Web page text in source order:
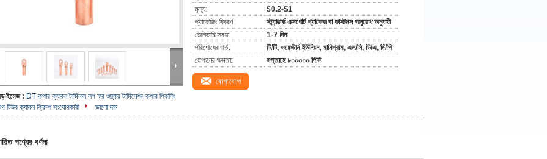
ইমেজ : DT কপার ক্যাবল টার্মিনাল লগ ফর ওয়্যার টার্মিনেশন কপার পিকলিং
টিউব ক্যাবল ক্রিম্প সংযোগকারী
ভালো দাম
মূল্য:
$0.2-$1
প্যাকেজিং বিবরণ:
স্ট্যান্ডার্ড এক্সপোর্ট প্যাকেজ বা কাস্টমস অনুরোধ অনুযায়ী
ডেলিভারি সময়:
1-7 দিন
পরিশোধের শর্ত:
টি/টি, ওয়েস্টার্ন ইউনিয়ন, মানিগ্রাম, এল/সি, ডি/এ, ডি/পি
যোগানের ক্ষমতা:
সপ্তাহে ৮০০০০০ পিসি
যোগাযোগ
পণ্যের বর্ণনা